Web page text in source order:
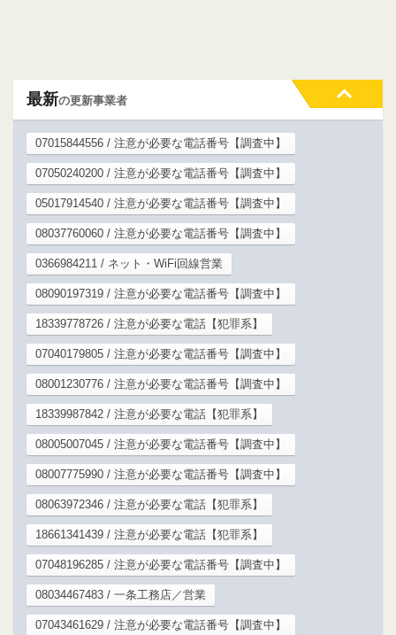
最新の更新事業者
07015844556 / 注意が必要な電話番号【調査中】
07050240200 / 注意が必要な電話番号【調査中】
05017914540 / 注意が必要な電話番号【調査中】
08037760060 / 注意が必要な電話番号【調査中】
0366984211 / ネット・WiFi回線営業
08090197319 / 注意が必要な電話番号【調査中】
18339778726 / 注意が必要な電話【犯罪系】
07040179805 / 注意が必要な電話番号【調査中】
08001230776 / 注意が必要な電話番号【調査中】
18339987842 / 注意が必要な電話【犯罪系】
08005007045 / 注意が必要な電話番号【調査中】
08007775990 / 注意が必要な電話番号【調査中】
08063972346 / 注意が必要な電話【犯罪系】
18661341439 / 注意が必要な電話【犯罪系】
07048196285 / 注意が必要な電話番号【調査中】
08034467483 / 一条工務店／営業
07043461629 / 注意が必要な電話番号【調査中】